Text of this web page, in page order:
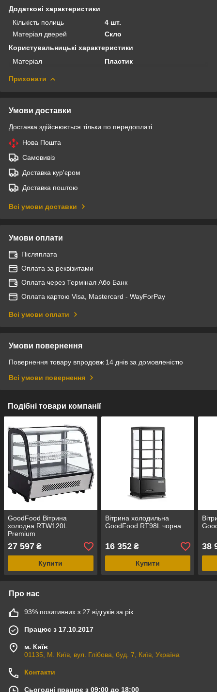
Додаткові характеристики
Кількість полиць
4 шт.
Матеріал дверей
Скло
Користувальницькі характеристики
Матеріал
Пластик
Приховати
Умови доставки
Доставка здійснюється тільки по передоплаті.
Нова Пошта
Самовивіз
Доставка кур'єром
Доставка поштою
Всі умови доставки
Умови оплати
Післяплата
Оплата за реквізитами
Оплата через Термінал Або Банк
Оплата картою Visa, Mastercard - WayForPay
Всі умови оплати
Умови повернення
Повернення товару впродовж 14 днів за домовленістю
Всі умови повернення
Подібні товари компанії
GoodFood Вітрина
холодна RTW120L
Premium
27 597 ₴
Купити
Вітрина холодильна
GoodFood RT98L чорна
16 352₴
Купити
38
Про нас
93% позитивних з 27 відгуків за рік
Працює з 17.10.2017
м. Київ
01135, М. Київ, вул. Глібова, буд. 7, Київ, Україна
Контакти
Сьогодні працює з 09:00 до 18:00